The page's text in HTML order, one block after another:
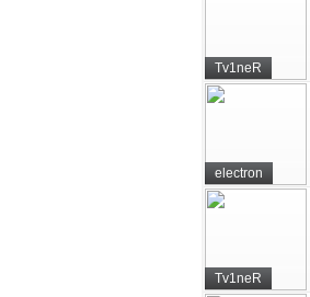
Tv1neR
electron
Tv1neR